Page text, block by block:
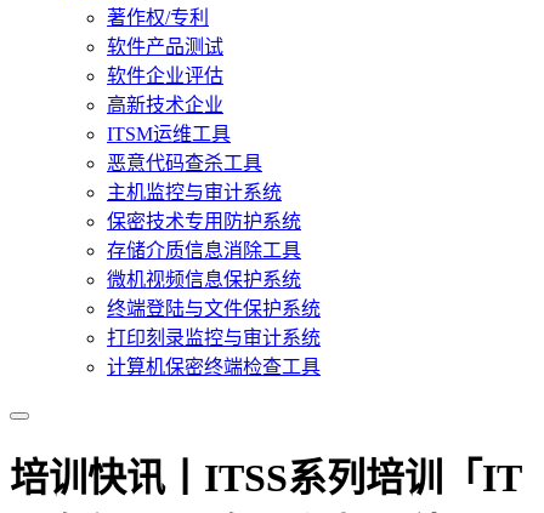
著作权/专利
软件产品测试
软件企业评估
高新技术企业
ITSM运维工具
恶意代码查杀工具
主机监控与审计系统
保密技术专用防护系统
存储介质信息消除工具
微机视频信息保护系统
终端登陆与文件保护系统
打印刻录监控与审计系统
计算机保密终端检查工具
培训快讯丨ITSS系列培训「IT